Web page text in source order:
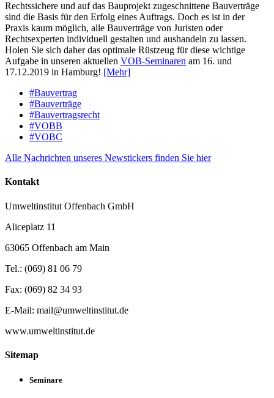
Rechtssichere und auf das Bauprojekt zugeschnittene Bauverträge
sind die Basis für den Erfolg eines Auftrags. Doch es ist in der
Praxis kaum möglich, alle Bauverträge von Juristen oder
Rechtsexperten individuell gestalten und aushandeln zu lassen.
Holen Sie sich daher das optimale Rüstzeug für diese wichtige
Aufgabe in unseren aktuellen VOB-Seminaren am 16. und
17.12.2019 in Hamburg! [Mehr]
#Bauvertrag
#Bauverträge
#Bauvertragsrecht
#VOBB
#VOBC
Alle Nachrichten unseres Newstickers finden Sie hier
Kontakt
Umweltinstitut Offenbach GmbH
Aliceplatz 11
63065 Offenbach am Main
Tel.: (069) 81 06 79
Fax: (069) 82 34 93
E-Mail: mail@umweltinstitut.de
www.umweltinstitut.de
Sitemap
Seminare